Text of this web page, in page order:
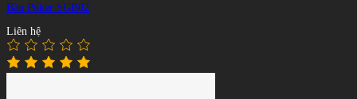
Bàn Poker SGB02
Liên hệ